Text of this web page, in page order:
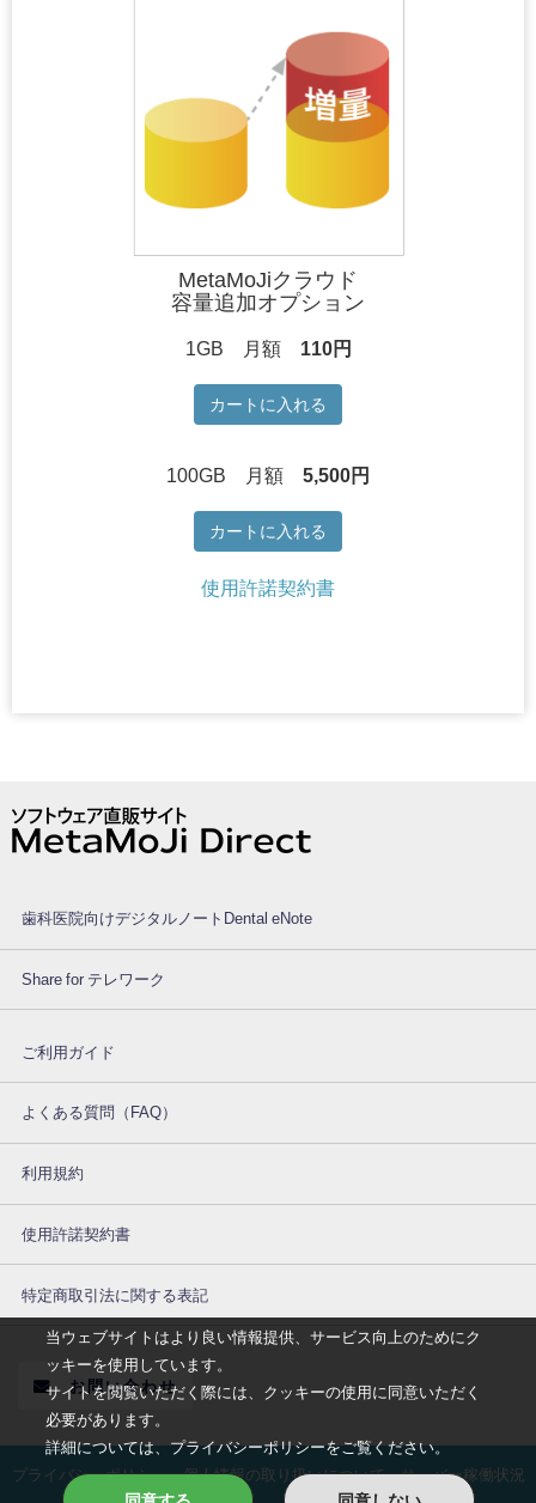
MetaMoJiクラウド
容量追加オプション
1GB 月額 110円
カートに入れる
100GB 月額 5,500円
カートに入れる
使用許諾契約書
歯科医院向けデジタルノートDental eNote®
Share for テレワーク
ご利用ガイド
よくある質問（FAQ）
利用規約
使用許諾契約書
特定商取引法に関する表記
お問い合わせ
プライバシーポリシー 個人情報の取り扱いについて サーバー稼働状況
当ウェブサイトはより良い情報提供、サービス向上のためにク
ッキーを使用しています。
サイトを閲覧いただく際には、クッキーの使用に同意いただく
必要があります。
詳細については、プライバシーポリシーをご覧ください。